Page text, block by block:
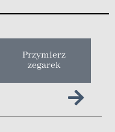
Przymierz
zegarek